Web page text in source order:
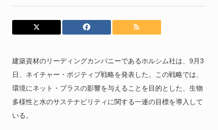
建築資材のリーディングカンパニーであるホルシム社は、9月3
日、ネイチャー・ポジティブ戦略を発表した。この戦略では、
環境にネット・プラスの影響を与えることを目的とした、生物
多様性と水のサステナビリティに関する一連の目標を導入して
いる。